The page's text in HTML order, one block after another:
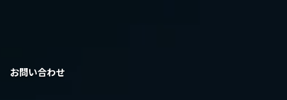
お問い合わせ